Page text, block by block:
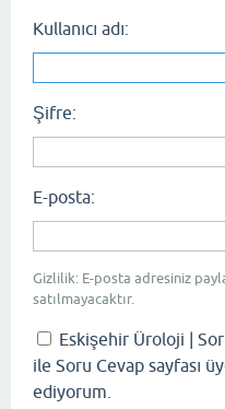
Kullanıcı adı:
Şifre:
E-posta:
Gizlilik: E-posta adresiniz
satılmayacaktır.
Eskişehir Üroloji |
ile Soru Cevap sayfası
ediyorum.